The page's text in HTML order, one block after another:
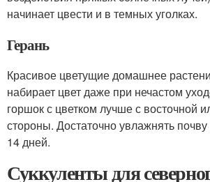
начинает цвести и в темных уголках.
Герань
Красивое цветущие домашнее
набирает цвет даже при нечастом
горшок с цветком лучше с восточной
стороны. Достаточно увлажнять почву
14 дней.
Суккуленты для